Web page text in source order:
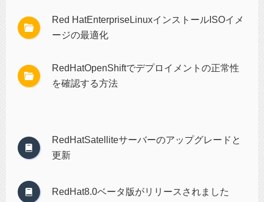
Red HatEnterpriseLinuxインストールISOイメ
ージの最適化
RedHatOpenShiftでデプロイメントの正常性
を確認する方法
RedHatSatelliteサーバーのアップグレードと
更新
RedHat8.0ベータ版がリリースされました